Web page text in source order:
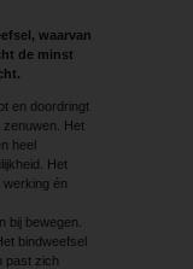
waarvan
de minst
en doordringt
zenuwen. Het
heel
Het
én
bij bewegen.
bindweefsel
past zich